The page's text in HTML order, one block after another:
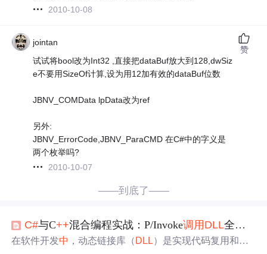
2010-10-08
jointan
试试将bool改为Int32 ,直接把dataBuf放大到128,dwSiz
e不要用SizeOf计算,设为用12加有效的dataBuf位数
JBNV_COMData lpData改为ref
另外:
JBNV_ErrorCode,JBNV_ParaCMD 在C#中的字义是
两个枚举吗?
2010-10-07
赞
——到底了——
C#与C++混合编程实战：P/Invoke调用 DLL全解析
在软件开发中 ，动态链接库（ DLL）是实现代码复用和模